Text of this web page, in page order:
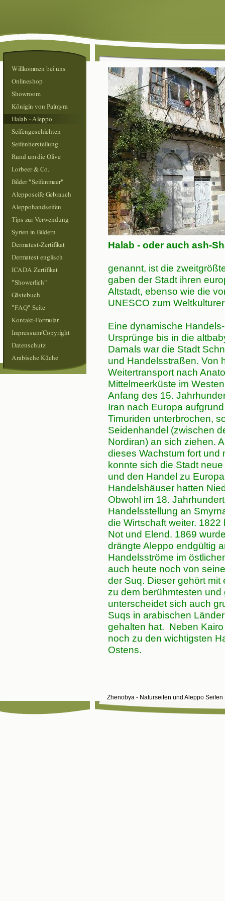
Halab - oder auch ash-
genannt, ist die
gaben der Stadt ihren
Altstadt, ebenso wie die
UNESCO zum
Eine dynamische
Ursprünge bis in die
Damals war die Stadt
und Handelsstraßen. Von
Weitertransport nach
Mittelmeerküste im
Anfang des 15.
Iran nach Europa
Timuriden unterbrochen,
Seidenhandel (zwischen
Nordiran) an sich ziehen.
dieses Wachstum fort und
konnte sich die Stadt
und den Handel zu
Handelshäuser hatten
Obwohl im 18.
Handelsstellung an
die Wirtschaft weiter.
Not und Elend. 1869
drängte Aleppo endgültig
Handelsströme im
auch heute noch von
der Suq. Dieser gehört
zu dem berühmtesten
unterscheidet sich auch
Suqs in arabischen
gehalten hat. Neben
noch zu den wichtigsten
Ostens.
Zhenobya - Naturseifen und Aleppo